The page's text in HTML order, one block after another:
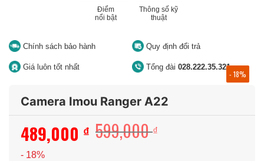
Điểm
nổi bật
Thông số kỹ
thuật
Chính sách bảo hành Quy định đổi trả
Giá luôn tốt nhất Tổng đài 028.222.35.321
Camera Imou Ranger A22
599,000₫
489,000 ₫
- 18%
- 18%